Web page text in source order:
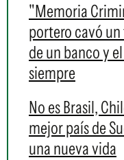
"Memoria
portero cavó
de un banco y
siempre
No es Brasil,
mejor país de
una nueva vida